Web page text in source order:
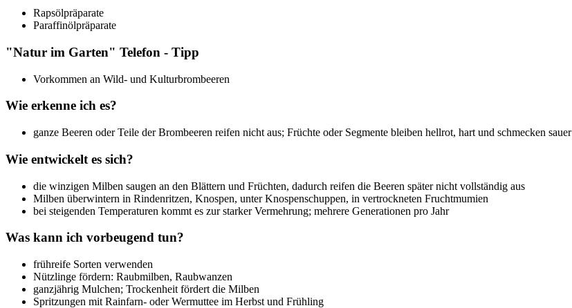
Rapsölpräparate
Paraffinölpräparate
"Natur im Garten" Telefon - Tipp
Vorkommen an Wild- und Kulturbrombeeren
Wie erkenne ich es?
ganze Beeren oder Teile der Brombeeren reifen nicht aus; Früchte oder Segmente bleiben hellrot, hart und schmecken sauer
Wie entwickelt es sich?
die winzigen Milben saugen an den Blättern und Früchten, dadurch reifen die Beeren später nicht vollständig aus
Milben überwintern in Rindenritzen, Knospen, unter Knospenschuppen, in vertrockneten Fruchtmumien
bei steigenden Temperaturen kommt es zur starker Vermehrung; mehrere Generationen pro Jahr
Was kann ich vorbeugend tun?
frühreife Sorten verwenden
Nützlinge fördern: Raubmilben, Raubwanzen
ganzjährig Mulchen; Trockenheit fördert die Milben
Spritzungen mit Rainfarn- oder Wermuttee im Herbst und Frühling